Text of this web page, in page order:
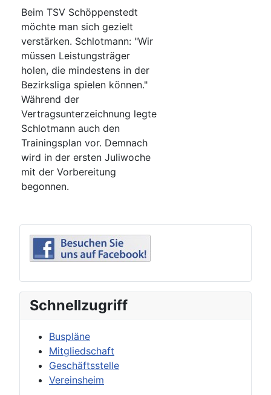
Beim TSV Schöppenstedt
möchte man sich gezielt
verstärken. Schlotmann: "Wir
müssen Leistungsträger
holen, die mindestens in der
Bezirksliga spielen können."
Während der
Vertragsunterzeichnung legte
Schlotmann auch den
Trainingsplan vor. Demnach
wird in der ersten Juliwoche
mit der Vorbereitung
begonnen.
Schnellzugriff
Buspläne
Mitgliedschaft
Geschäftsstelle
Vereinsheim